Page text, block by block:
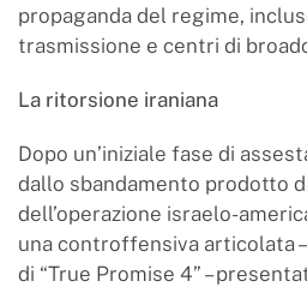
propaganda del regime,
trasmissione e centri di
La ritorsione iraniana
Dopo un’iniziale fase di
dallo sbandamento prodotto
dell’operazione israelo-
una controffensiva articolata
di “True Promise 4” –